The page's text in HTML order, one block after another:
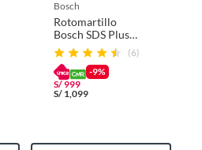
bosch
Rotomartillo
Bosch SDS Plus
Alámbrico 850W
(6)
-9%
S/999
S/ 1,099